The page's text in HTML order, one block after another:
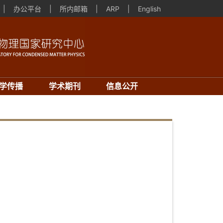
办公平台 所内邮箱 ARP English
传播 学术期刊 信息公开